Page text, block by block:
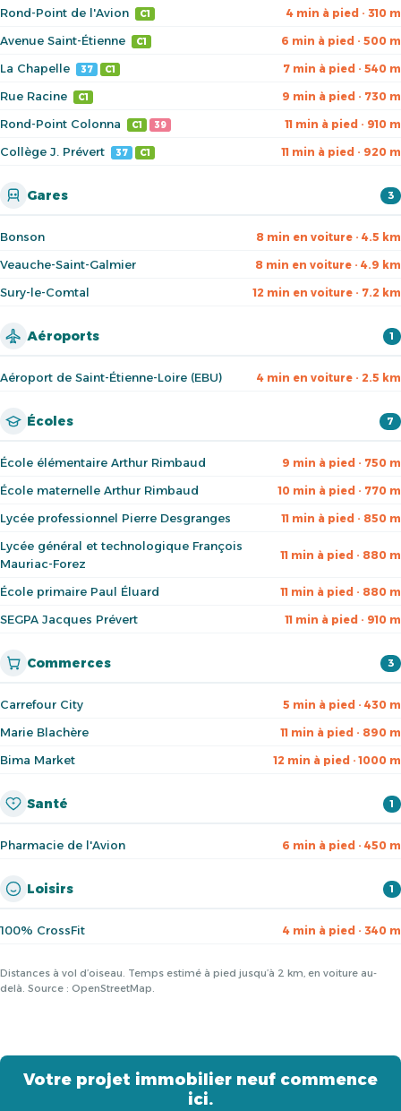
Rond-Point de l'Avion C1 4 min à pied · 310 m
Avenue Saint-Étienne C1 6 min à pied · 500 m
La Chapelle 37 C1 7 min à pied · 540 m
Rue Racine C1 9 min à pied · 730 m
Rond-Point Colonna C1 39 11 min à pied · 910 m
Collège J. Prévert 37 C1 11 min à pied · 920 m
Gares 3
Bonson 8 min en voiture · 4.5 km
Veauche-Saint-Galmier 8 min en voiture · 4.9 km
Sury-le-Comtal 12 min en voiture · 7.2 km
Aéroports 1
Aéroport de Saint-Étienne-Loire (EBU) 4 min en voiture · 2.5 km
Écoles 7
École élémentaire Arthur Rimbaud 9 min à pied · 750 m
École maternelle Arthur Rimbaud 10 min à pied · 770 m
Lycée professionnel Pierre Desgranges 11 min à pied · 850 m
Lycée général et technologique François
Mauriac-Forez
11 min à pied · 880 m
École primaire Paul Éluard 11 min à pied · 880 m
SEGPA Jacques Prévert 11 min à pied · 910 m
Commerces 3
Carrefour City 5 min à pied · 430 m
Marie Blachère 11 min à pied · 890 m
Bima Market 12 min à pied · 1000 m
Santé 1
Pharmacie de l'Avion 6 min à pied · 450 m
Loisirs 1
100% CrossFit 4 min à pied · 340 m
Distances à vol d’oiseau. Temps estimé à pied jusqu’à 2 km, en voiture au-
delà. Source : OpenStreetMap.
Votre projet immobilier neuf commence
ici.